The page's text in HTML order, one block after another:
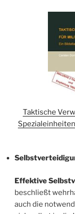
Taktische
Effektive
beschließt
auch die